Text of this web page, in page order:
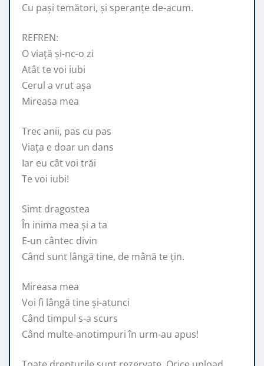
Cu pași temători, și speranțe de-acum.
REFREN:
O viață și-nc-o zi
Atât te voi iubi
Cerul a vrut așa
Mireasa mea
Trec anii, pas cu pas
Viața e doar un dans
Iar eu cât voi trăi
Te voi iubi!
Simt dragostea
În inima mea și a ta
E-un cântec divin
Când sunt lângă tine, de mână te țin.
Mireasa mea
Voi fi lângă tine și-atunci
Când timpul s-a scurs
Când multe-anotimpuri în urm-au apus!